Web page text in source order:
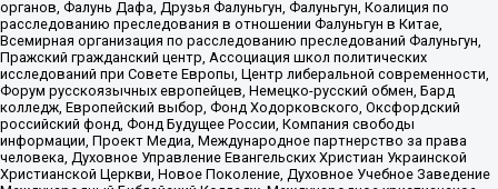
органов, Фалунь Дафа, Друзья Фалуньгун, Фалуньгун, Коалиция по
расследованию преследования в отношении Фалуньгун в Китае,
Всемирная организация по расследованию преследований Фалуньгун,
Пражский гражданский центр, Ассоциация школ политических
исследований при Совете Европы, Центр либеральной современности,
Форум русскоязычных европейцев, Немецко-русский обмен, Бард
колледж, Европейский выбор, Фонд Ходорковского, Оксфордский
российский фонд, Фонд Будущее России, Компания свободы
информации, Проект Медиа, Международное партнерство за права
человека, Духовное Управление Евангельских Христиан Украинской
Христианской Церкви, Новое Поколение, Духовное Учебное Заведение